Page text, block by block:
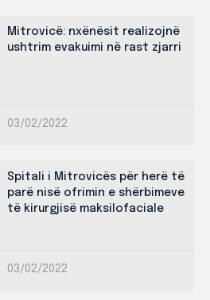
Mitrovicë: nxënësit realizojnë
ushtrim evakuimi në rast zjarri
03/02/2022
Spitali i Mitrovicës për herë të
parë nisë ofrimin e shërbimeve
të kirurgjisë maksilofaciale
03/02/2022